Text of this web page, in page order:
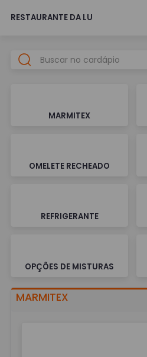
RESTAURANTE DA LU
MARMITEX
OMELETE RECHEADO
REFRIGERANTE
OPÇÕES DE MISTURAS
MARMITEX